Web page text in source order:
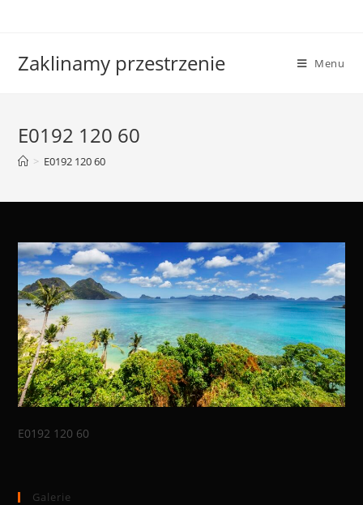
Zaklinamy przestrzenie Menu
E0192 120 60
> E0192 120 60
E0192 120 60
Galerie